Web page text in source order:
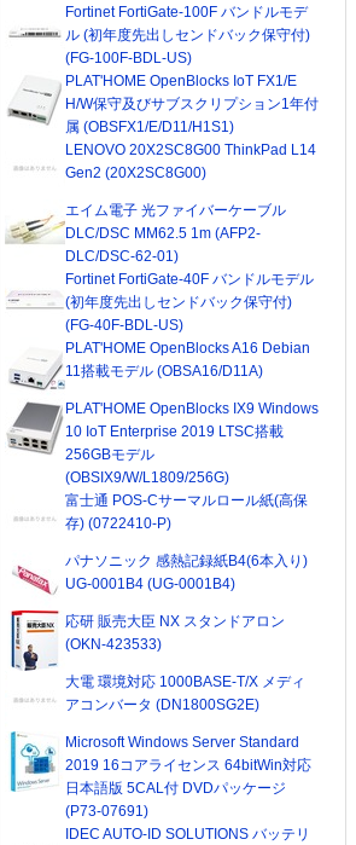
Fortinet FortiGate-100F バンドルモデ
ル (初年度先出しセンドバック保守付)
(FG-100F-BDL-US)
PLAT'HOME OpenBlocks IoT FX1/E
H/W保守及びサブスクリプション1年付
属 (OBSFX1/E/D11/H1S1)
LENOVO 20X2SC8G00 ThinkPad L14
Gen2 (20X2SC8G00)
エイム電子 光ファイバーケーブル
DLC/DSC MM62.5 1m (AFP2-
DLC/DSC-62-01)
Fortinet FortiGate-40F バンドルモデル
(初年度先出しセンドバック保守付)
(FG-40F-BDL-US)
PLAT'HOME OpenBlocks A16 Debian
11搭載モデル (OBSA16/D11A)
PLAT'HOME OpenBlocks IX9 Windows
10 IoT Enterprise 2019 LTSC搭載
256GBモデル
(OBSIX9/W/L1809/256G)
富士通 POS-Cサーマルロール紙(高保
存) (0722410-P)
パナソニック 感熱記録紙B4(6本入り)
UG-0001B4 (UG-0001B4)
応研 販売大臣 NX スタンドアロン
(OKN-423533)
大電 環境対応 1000BASE-T/X メディ
アコンバータ (DN1800SG2E)
Microsoft Windows Server Standard
2019 16コアライセンス 64bitWin対応
日本語版 5CAL付 DVDパッケージ
(P73-07691)
IDEC AUTO-ID SOLUTIONS バッテリ